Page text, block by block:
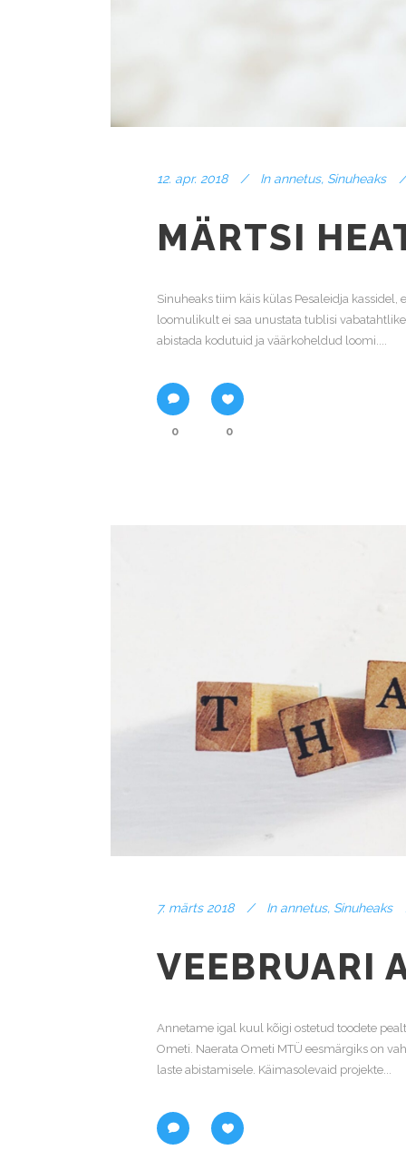
12. apr. 2018 In annetus, Sinuheaks
MÄRTSI
Sinuheaks tiim käis külas Pesaleidja
loomulikult ei saa unustata tublisi
abistada kodutuid ja väärkoheldud loomi....
0 0
7. märts 2018 In annetus, Sinuheaks
VEEBRUARI
Annetame igal kuul kõigi ostetud toodete
Ometi. Naerata Ometi MTÜ eesmärgiks on
laste abistamisele. Käimasolevaid projekte...